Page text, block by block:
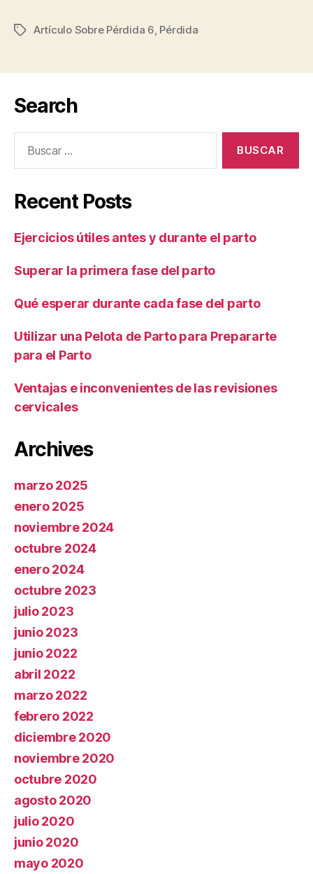
Etiquetas
Artículo Sobre Pérdida 6, Pérdida
Search
Recent Posts
Ejercicios útiles antes y durante el parto
Superar la primera fase del parto
Qué esperar durante cada fase del parto
Utilizar una Pelota de Parto para Prepararte
para el Parto
Ventajas e inconvenientes de las revisiones
cervicales
Archives
marzo 2025
enero 2025
noviembre 2024
octubre 2024
enero 2024
octubre 2023
julio 2023
junio 2023
junio 2022
abril 2022
marzo 2022
febrero 2022
diciembre 2020
noviembre 2020
octubre 2020
agosto 2020
julio 2020
junio 2020
mayo 2020